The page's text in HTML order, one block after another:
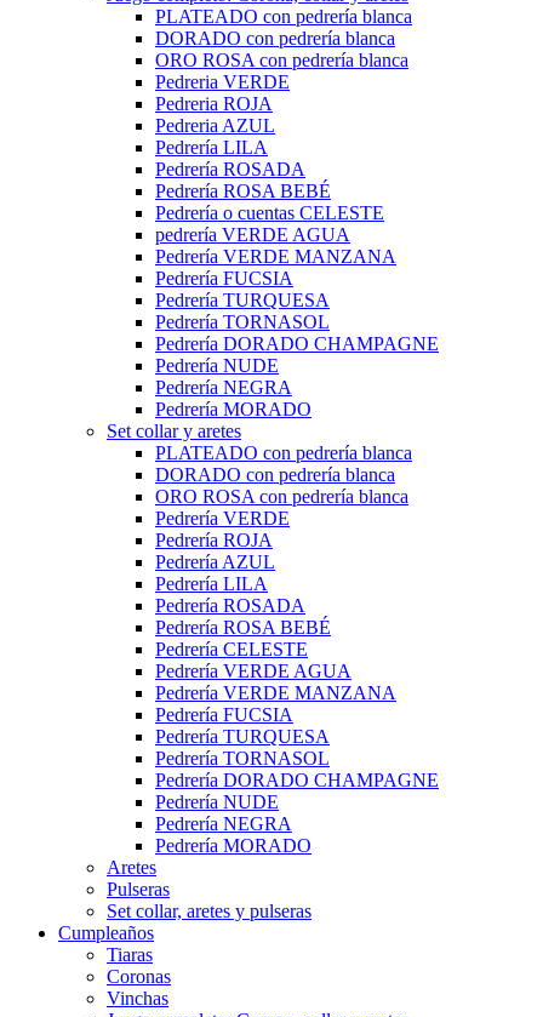
PLATEADO con pedrería blanca
DORADO con pedrería blanca
ORO ROSA con pedrería blanca
Pedreria VERDE
Pedreria ROJA
Pedreria AZUL
Pedrería LILA
Pedrería ROSADA
Pedrería ROSA BEBÉ
Pedrería o cuentas CELESTE
pedrería VERDE AGUA
Pedrería VERDE MANZANA
Pedrería FUCSIA
Pedrería TURQUESA
Pedrería TORNASOL
Pedrería DORADO CHAMPAGNE
Pedrería NUDE
Pedrería NEGRA
Pedrería MORADO
Set collar y aretes
PLATEADO con pedrería blanca
DORADO con pedrería blanca
ORO ROSA con pedrería blanca
Pedrería VERDE
Pedrería ROJA
Pedrería AZUL
Pedrería LILA
Pedrería ROSADA
Pedrería ROSA BEBÉ
Pedrería CELESTE
Pedrería VERDE AGUA
Pedrería VERDE MANZANA
Pedrería FUCSIA
Pedrería TURQUESA
Pedrería TORNASOL
Pedrería DORADO CHAMPAGNE
Pedrería NUDE
Pedrería NEGRA
Pedrería MORADO
Aretes
Pulseras
Set collar, aretes y pulseras
Cumpleaños
Tiaras
Coronas
Vinchas